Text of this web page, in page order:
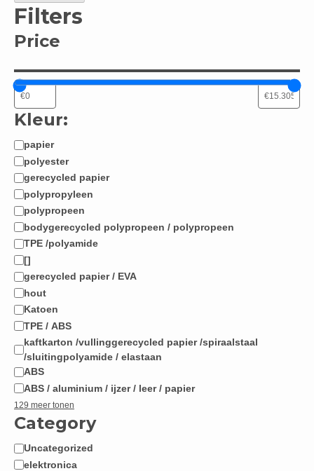
Filters
Price
Kleur:
Materiaal:
papier
polyester
gerecycled papier
polypropyleen
polypropeen
bodygerecycled polypropeen / polypropeen
TPE /polyamide
[]
gerecycled papier / EVA
hout
Katoen
TPE / ABS
kaftkarton /vullinggerecycled papier /spiraalstaal
/sluitingpolyamide / elastaan
ABS
ABS / aluminium / ijzer / leer / papier
129 meer tonen
Category
Categorie
Uncategorized
elektronica